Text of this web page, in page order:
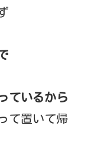
ているから
て置いて帰